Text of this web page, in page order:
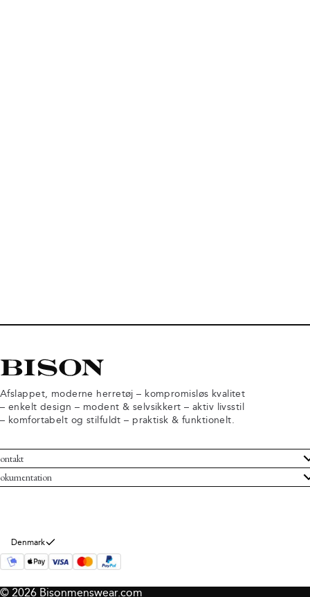
Afslappet, moderne herretøj – kompromisløs kvalitet
– enkelt design – modent & selvsikkert – aktiv livsstil
– komfortabelt og stilfuldt – praktisk & funktionelt.
Bisoninformation
Denmark
© 2026 Bisonmenswear.com